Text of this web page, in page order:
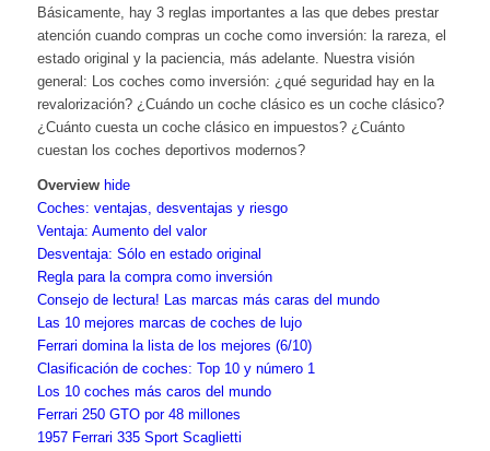
Básicamente, hay 3 reglas importantes a las que debes prestar
atención cuando compras un coche como inversión: la rareza, el
estado original y la paciencia, más adelante. Nuestra visión
general: Los coches como inversión: ¿qué seguridad hay en la
revalorización? ¿Cuándo un coche clásico es un coche clásico?
¿Cuánto cuesta un coche clásico en impuestos? ¿Cuánto
cuestan los coches deportivos modernos?
Overview hide
Coches: ventajas, desventajas y riesgo
Ventaja: Aumento del valor
Desventaja: Sólo en estado original
Regla para la compra como inversión
Consejo de lectura! Las marcas más caras del mundo
Las 10 mejores marcas de coches de lujo
Ferrari domina la lista de los mejores (6/10)
Clasificación de coches: Top 10 y número 1
Los 10 coches más caros del mundo
Ferrari 250 GTO por 48 millones
1957 Ferrari 335 Sport Scaglietti